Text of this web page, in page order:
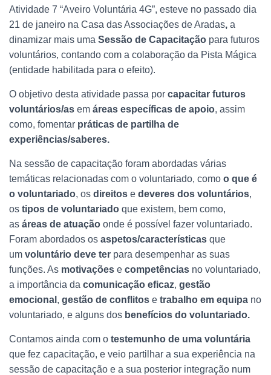
Ã
Atividade 7 “Aveiro Voluntária 4G”, esteve no passado dia
21 de janeiro na Casa das Associações de Aradas, a
dinamizar mais uma Sessão de Capacitação para futuros
voluntários, contando com a colaboração da Pista Mágica
(entidade habilitada para o efeito).
O objetivo desta atividade passa por capacitar futuros
voluntários/as em áreas específicas de apoio, assim
como, fomentar práticas de partilha de
experiências/saberes.
Na sessão de capacitação foram abordadas várias
temáticas relacionadas com o voluntariado, como o que é
o voluntariado, os direitos e deveres dos voluntários,
os tipos de voluntariado que existem, bem como,
as áreas de atuação onde é possível fazer voluntariado.
Foram abordados os aspetos/características que
um voluntário deve ter para desempenhar as suas
funções. As motivações e competências no voluntariado,
a importância da comunicação eficaz, gestão
emocional , gestão de conflitos e trabalho em equipa no
voluntariado, e alguns dos benefícios do voluntariado.
Contamos ainda com o testemunho de uma voluntária
que fez capacitação, e veio partilhar a sua experiência na
sessão de capacitação e a sua posterior integração num